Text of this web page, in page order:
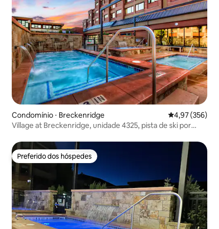
Condomínio ⋅ Breckenridge 4,97 de uma
4,97 (356)
Village at Breckenridge, unidade 4325, pista de ski por
Preferido dos hóspedes
Preferido dos hóspedes